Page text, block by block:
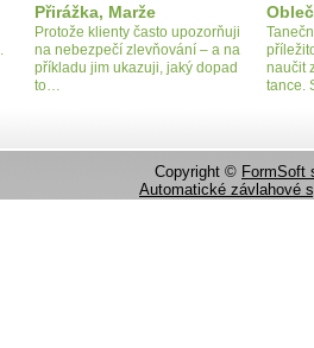
Přirážka, Marže
Protože klienty často upozorňuji
na nebezpečí zlevňování – a na
příkladu jim ukazuji, jaký dopad
to…
naučit
tance.
Copyright © FormSoft
Automatické závlahové